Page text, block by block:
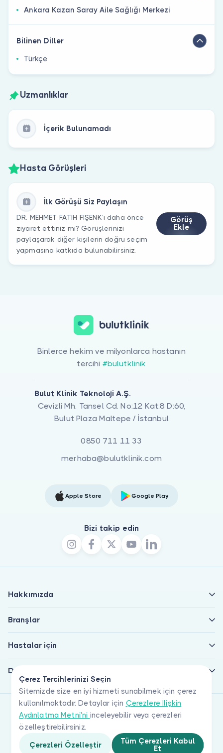
Ankara Kazan Saray Aile Sağlığı Merkezi
Bilinen Diller
Türkçe
Uzmanlıklar
İçerik Bulunamadı
Hasta Görüşleri
İlk Görüşü Siz Paylaşın
DR. MEHMET FATIH FIŞENK’ı daha önce
ziyaret ettiniz mi? Görüşlerinizi
paylaşarak diğer kişilerin doğru seçim
yapmasına katkıda bulunabilirsiniz.
Görüş
Ekle
Çerez Tercihlerinizi Seçin
Sitemizde size en iyi hizmeti sunabilmek için çerez
kullanılmaktadır. Detaylar için Çerezlere İlişkin
Aydınlatma Metni'ni inceleyebilir veya çerezleri
özelleştirebilirsiniz.
Çerezleri Özelleştir
Tüm Çerezleri Kabul
Et
Binlerce hekim ve milyonlarca hastanın
tercihi #bulutklinik
Bulut Klinik Teknoloji A.Ş.
Cevizli Mh. Tansel Cd. No:12 Kat:8 D:60,
Bulut Plaza Maltepe / İstanbul
0850 711 11 33
merhaba@bulutklinik.com
Apple Store Google Play
Bizi takip edin
Hakkımızda
Branşlar
Hastalar için
Doktorlar için